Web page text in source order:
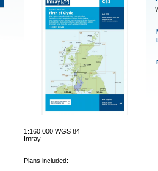
1:160,000 WGS 84
Imray
Plans included: